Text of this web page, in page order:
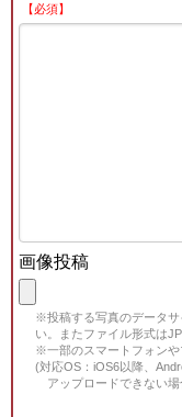
【必須】
画像投稿
※投稿する写真のデータサ
い。またファイル形式は
※一部のスマートフォンや
(対応OS：iOS6以降、
アップロードできない場